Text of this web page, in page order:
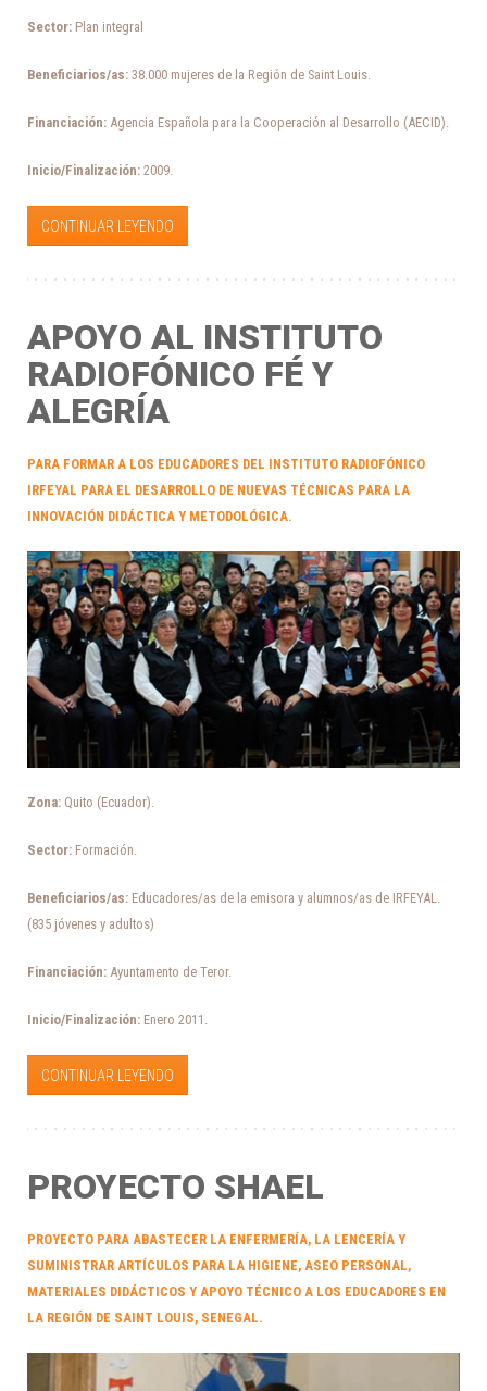
Sector: Plan integral
Beneficiarios/as: 38.000 mujeres de la Región de Saint Louis.
Financiación: Agencia Española para la Cooperación al Desarrollo (AECID).
Inicio/Finalización: 2009.
CONTINUAR LEYENDO
APOYO AL INSTITUTO
RADIOFÓNICO FÉ Y
ALEGRÍA
PARA FORMAR A LOS EDUCADORES DEL INSTITUTO RADIOFÓNICO
IRFEYAL PARA EL DESARROLLO DE NUEVAS TÉCNICAS PARA LA
INNOVACIÓN DIDÁCTICA Y METODOLÓGICA.
Zona: Quito (Ecuador).
Sector: Formación.
Beneficiarios/as: Educadores/as de la emisora y alumnos/as de IRFEYAL.
(835 jóvenes y adultos)
Financiación: Ayuntamento de Teror.
Inicio/Finalización: Enero 2011.
CONTINUAR LEYENDO
PROYECTO SHAEL
PROYECTO PARA ABASTECER LA ENFERMERÍA, LA LENCERÍA Y
SUMINISTRAR ARTÍCULOS PARA LA HIGIENE, ASEO PERSONAL,
MATERIALES DIDÁCTICOS Y APOYO TÉCNICO A LOS EDUCADORES EN
LA REGIÓN DE SAINT LOUIS, SENEGAL.